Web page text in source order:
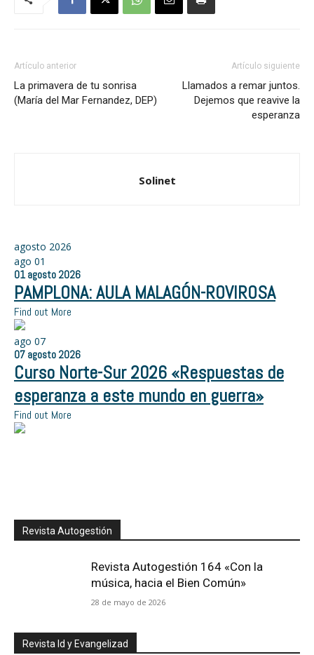
Artículo anterior
La primavera de tu sonrisa
(María del Mar Fernandez, DEP)
Artículo siguiente
Llamados a remar juntos.
Dejemos que reavive la
esperanza
Solinet
agosto 2026
ago 01
01 agosto 2026
PAMPLONA: AULA MALAGÓN-ROVIROSA
Find out More
ago 07
07 agosto 2026
Curso Norte-Sur 2026 «Respuestas de
esperanza a este mundo en guerra»
Find out More
Revista Autogestión
Revista Autogestión 164 «Con la
música, hacia el Bien Común»
28 de mayo de 2026
Revista Id y Evangelizad